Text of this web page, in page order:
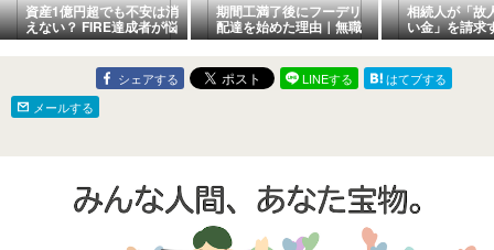
資産1億円超でも不安は消
えない？ FIRE達成者が悩
む老後の現実3選
期間工満了後にフーデリ
配達を始めた理由｜無職
期間を収入に変える方法
相続人が「故
い金」を請求
シェアする LINEする
はてブする
メールする